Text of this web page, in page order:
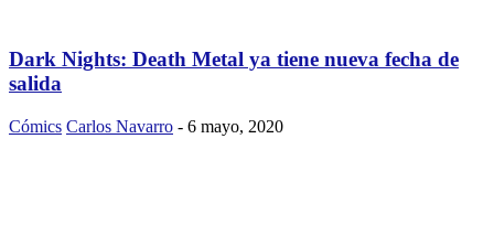
Dark Nights: Death Metal ya tiene nueva fecha de
salida
Cómics Carlos Navarro - 6 mayo, 2020